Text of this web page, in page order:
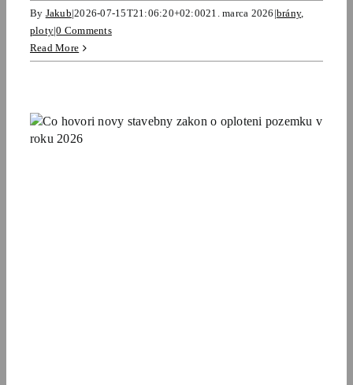
By Jakub|2026-07-15T21:06:20+02:0021. marca 2026 |brány,
ploty|0 Comments
Read More